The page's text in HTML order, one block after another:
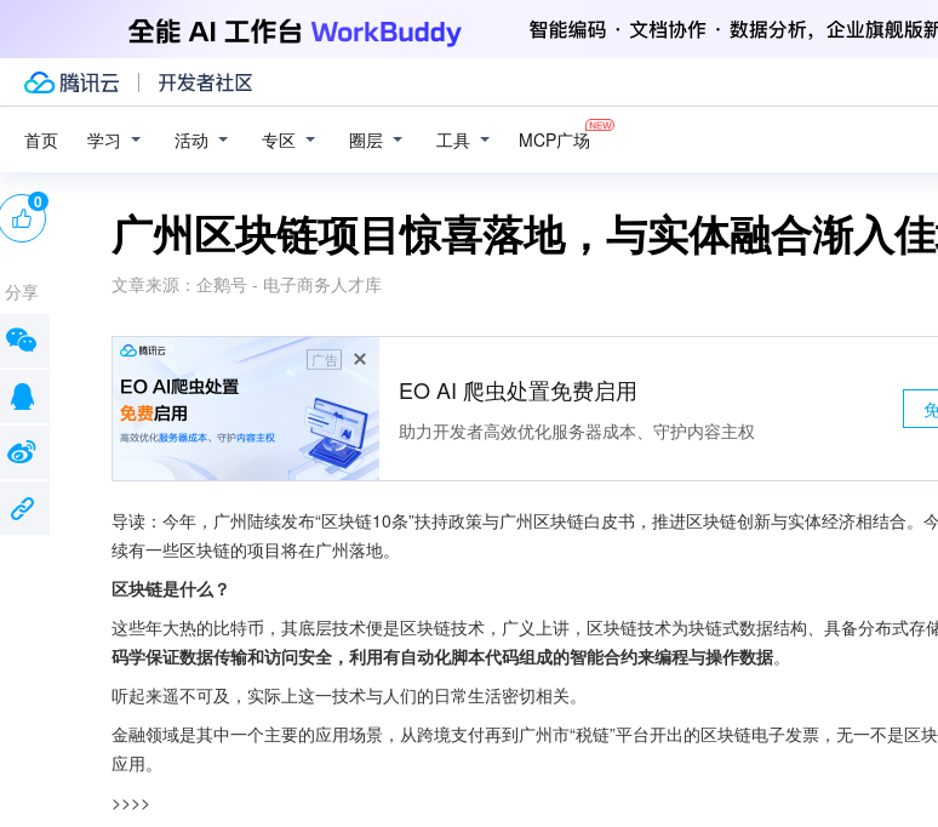
首页 学习 活动 专区 圈层 工具 MCP广场
广州区块链项目惊喜落地，与实体融合渐入
文章来源： 企鹅号 - 电子商务人才库
广告
EO AI 爬虫处置免费启用
助力开发者高效优化服务器成本、守护内容主权
导读：今年，广州陆续发布“区块链10条”扶持政策与广州区块链白皮书，推进区块链创新与实体经济相结合。
续有一些区块链的项目将在广州落地。
区块链是什么？
这些年大热的比特币，其底层技术便是区块链技术，广义上讲，区块链技术为块链式数据结构、具备分布式存
码学保证数据传输和访问安全，利用有自动化脚本代码组成的智能合约来编程与操作数据。
听起来遥不可及，实际上这一技术与人们的日常生活密切相关。
金融领域是其中一个主要的应用场景，从跨境支付再到广州市“税链”平台开出的区块链电子发票，无一不是区
应用。
>>>>
0
分享